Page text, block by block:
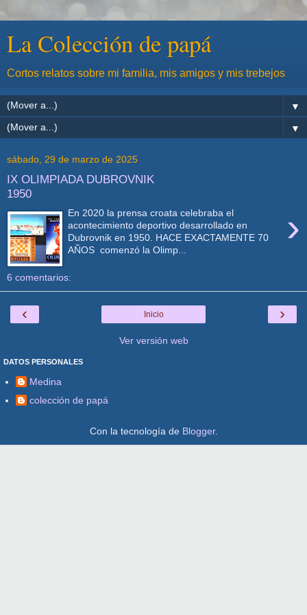
La Colección de papá
Cortos relatos sobre mi familia, mis amigos y mis trebejos
▼
▼
sábado, 29 de marzo de 2025
IX OLIMPIADA DUBROVNIK
1950
›
En 2020 la prensa croata celebraba el
acontecimiento deportivo desarrollado en
Dubrovnik en 1950. HACE EXACTAMENTE 70
AÑOS comenzó la Olimp...
6 comentarios:
‹ ›
Inicio
Ver versión web
DATOS PERSONALES
Medina
colección de papá
Con la tecnología de Blogger.